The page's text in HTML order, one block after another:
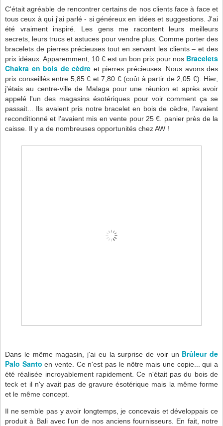
C'était agréable de rencontrer certains de nos clients face à face et
tous ceux à qui j'ai parlé - si généreux en idées et suggestions. J'ai
été vraiment inspiré. Les gens me racontent leurs meilleurs
secrets, leurs trucs et astuces pour vendre plus. Comme porter des
bracelets de pierres précieuses tout en servant les clients – et des
prix idéaux. Apparemment, 10 € est un bon prix pour nos Bracelets
Chakra en bois de cèdre et pierres précieuses. Nous avons des
prix conseillés entre 5,85 € et 7,80 € (coût à partir de 2,05 €). Hier,
j'étais au centre-ville de Malaga pour une réunion et après avoir
appelé l'un des magasins ésotériques pour voir comment ça se
passait... Ils avaient pris notre bracelet en bois de cèdre, l'avaient
reconditionné et l'avaient mis en vente pour 25 €. panier près de la
caisse. Il y a de nombreuses opportunités chez AW !
Dans le même magasin, j'ai eu la surprise de voir un Brûleur de
Palo Santo en vente. Ce n'est pas le nôtre mais une copie... qui a
été réalisée incroyablement rapidement. Ce n'était pas du bois de
teck et il n'y avait pas de gravure ésotérique mais la même forme
et le même concept.
Il ne semble pas y avoir longtemps, je concevais et développais ce
produit à Bali avec l'un de nos anciens fournisseurs. En fait, notre